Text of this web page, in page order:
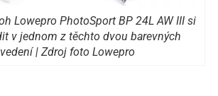
Lowepro PhotoSport BP 24L AW III si
v jednom z těchto dvou barevných
| Zdroj foto Lowepro